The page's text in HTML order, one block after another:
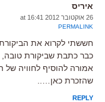
איריס
26 אוקטובר 2012 at 16:41
PERMALINK
חששתי לקרוא את
כבר כתבת שביקורת טובה,
אמורה להוסיף לחוויה
שהזכרת כאן…..
REPLY